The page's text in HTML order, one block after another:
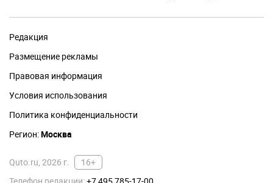
Редакция
Размещение рекламы
Правовая информация
Условия использования
Политика конфиденциальности
Регион:Москва
Quto.ru, 2026 г.
16+